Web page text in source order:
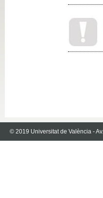
© 2019 Universitat de València -